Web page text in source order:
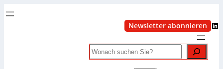
Newsletter abonnieren LinkedIn
Search